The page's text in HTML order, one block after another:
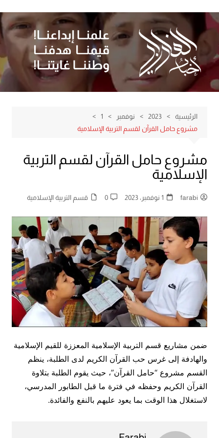
إلى
المحتوى
الرئيسية 2023 نوفمبر
1
مشروع حامل القرآن لقسم التربية الإسلامية
مشروع حامل القرآن لقسم التربية
الإسلامية
farabi 1 نوفمبر، 2023 0 قسم التربية الإسلامية
ضمن مشاريع قسم التربية الإسلامية المعززة للقيم الإسلامية
والهادفة إلى غرس حب القرآن الكريم لدى الطلبة، ينظم
القسم مشروع “حامل القرآن”، حيث يقوم الطلبة بتلاوة
القرآن الكريم وحفظه في فترة ما قبل الطابور المدرسي،
لاستغلال هذا الوقت بما يعود عليهم بالنفع والفائدة.